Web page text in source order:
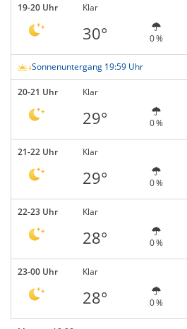
19-20 Uhr Klar
30° 0 %
Sonnenuntergang 19:59 Uhr
20-21 Uhr Klar
29° 0 %
21-22 Uhr Klar
29° 0 %
22-23 Uhr Klar
28° 0 %
23-00 Uhr Klar
28° 0 %